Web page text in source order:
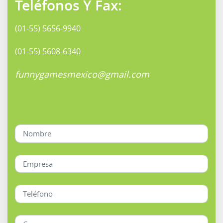
Teléfonos Y Fax:
(01-55) 5656-9940
(01-55) 5608-6340
funnygamesmexico@gmail.com